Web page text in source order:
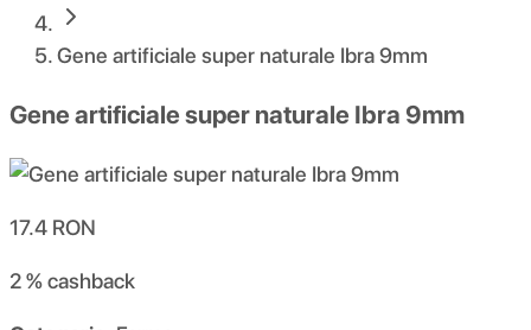
Gene artificiale super naturale Ibra 9mm
Gene artificiale super naturale Ibra 9mm
17.4 RON
2 %cashback